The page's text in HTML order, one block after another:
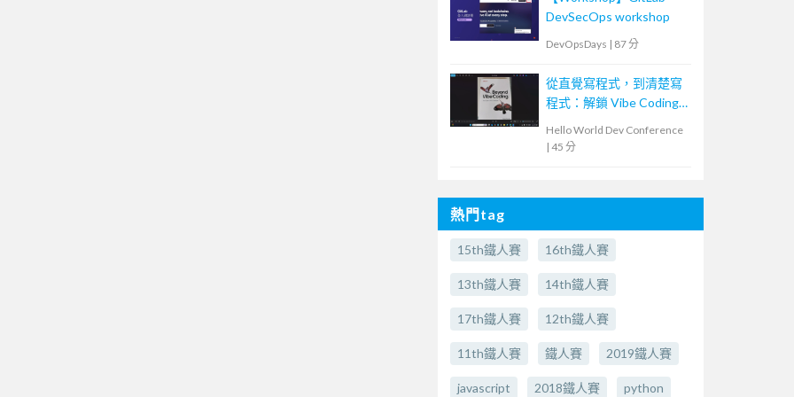
DevSecOps workshop
DevOpsDays | 87 分
從直覺寫程式，到清楚寫
程式：解鎖 Vibe Coding
Hello World Dev Conference
| 45 分
熱門tag
15th鐵人賽 16th鐵人賽
13th鐵人賽 14th鐵人賽
17th鐵人賽 12th鐵人賽
11th鐵人賽 鐵人賽 2019鐵人賽
javascript 2018鐵人賽 python